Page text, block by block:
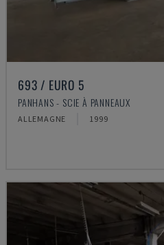
693 / EURO 5
PANHANS - SCIE À PANNEAUX
ALLEMAGNE 1999